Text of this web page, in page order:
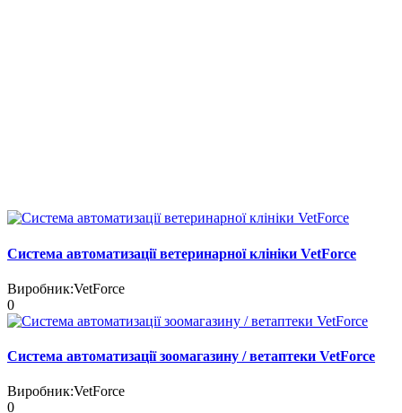
Система автоматизації ветеринарної клініки VetForce
Виробник:VetForce
0
Система автоматизації зоомагазину / ветаптеки VetForce
Виробник:VetForce
0